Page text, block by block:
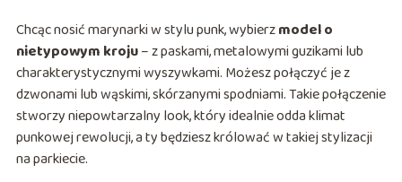
Chcąc nosić marynarki w stylu punk, wybierzmodel o
nietypowym kroju– z paskami, metalowymi guzikami lub
charakterystycznymi wyszywkami. Możesz połączyć je z
dzwonami lub wąskimi, skórzanymi spodniami. Takie połączenie
stworzy niepowtarzalny look, który idealnie odda klimat
punkowej rewolucji, a ty będziesz królować w takiej stylizacji
na parkiecie.